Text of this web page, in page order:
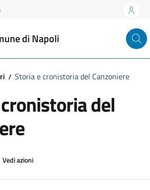
di Napoli
Storia e cronistoria del Canzoniere
del
Vedi azioni